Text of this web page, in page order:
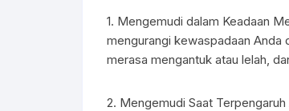
1. Mengemudi dalam Keadaan
mengurangi kewaspadaan Anda
merasa mengantuk atau lelah,
2. Mengemudi Saat